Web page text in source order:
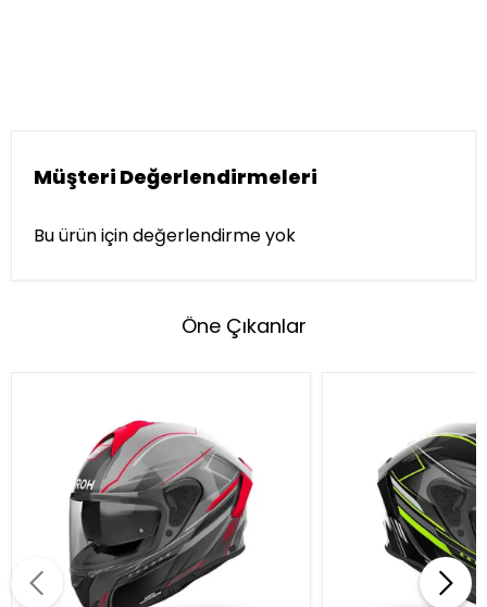
Müşteri Değerlendirmeleri
Bu ürün için değerlendirme yok
Öne Çıkanlar